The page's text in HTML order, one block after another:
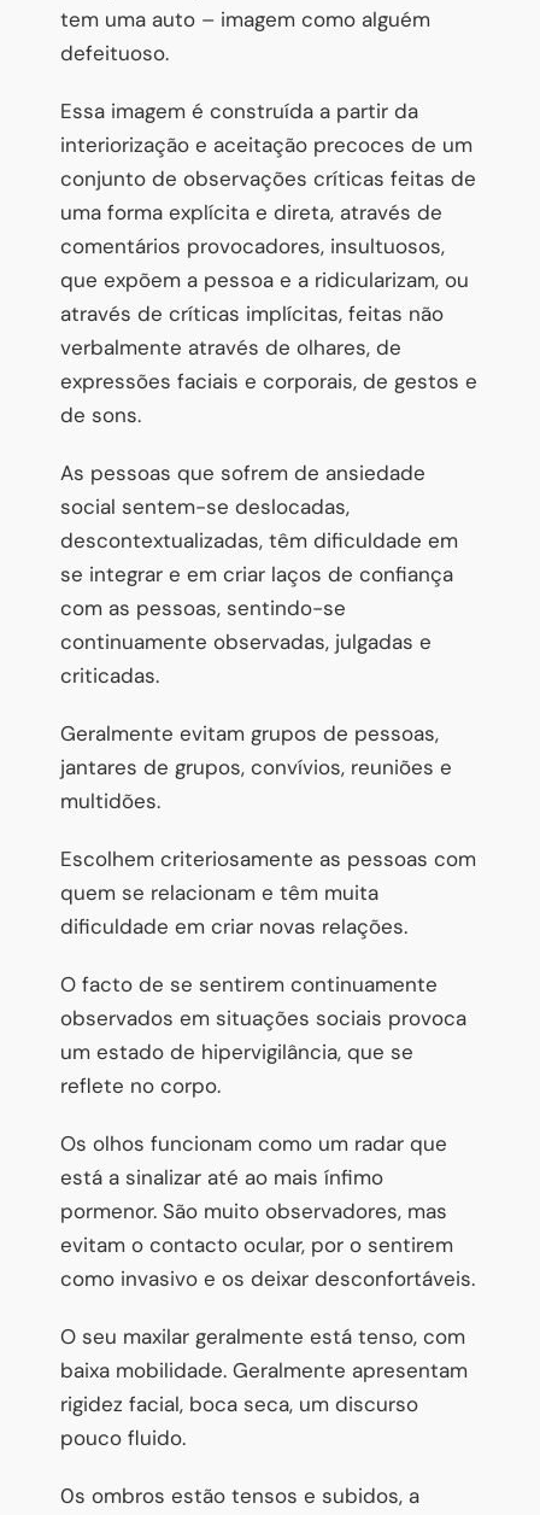
tem uma auto – imagem como alguém
defeituoso.
Essa imagem é construída a partir da
interiorização e aceitação precoces de um
conjunto de observações críticas feitas de
uma forma explícita e direta, através de
comentários provocadores, insultuosos,
que expõem a pessoa e a ridicularizam, ou
através de críticas implícitas, feitas não
verbalmente através de olhares, de
expressões faciais e corporais, de gestos e
de sons.
As pessoas que sofrem de ansiedade
social sentem-se deslocadas,
descontextualizadas, têm dificuldade em
se integrar e em criar laços de confiança
com as pessoas, sentindo-se
continuamente observadas, julgadas e
criticadas.
Geralmente evitam grupos de pessoas,
jantares de grupos, convívios, reuniões e
multidões.
Escolhem criteriosamente as pessoas com
quem se relacionam e têm muita
dificuldade em criar novas relações.
O facto de se sentirem continuamente
observados em situações sociais provoca
um estado de hipervigilância, que se
reflete no corpo.
Os olhos funcionam como um radar que
está a sinalizar até ao mais ínfimo
pormenor. São muito observadores, mas
evitam o contacto ocular, por o sentirem
como invasivo e os deixar desconfortáveis.
O seu maxilar geralmente está tenso, com
baixa mobilidade. Geralmente apresentam
rigidez facial, boca seca, um discurso
pouco fluido.
0s ombros estão tensos e subidos, a